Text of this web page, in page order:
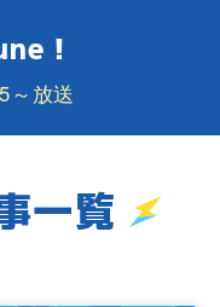
！
～放送
一覧